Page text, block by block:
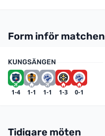
Form inför matchen
KUNGSÄNGEN
1-4 1-1 1-1 1-3 0-1
Tidigare möten